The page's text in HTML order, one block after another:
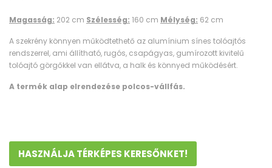
Magasság: 202 cm Szélesség: 160 cm Mélység: 62 cm
A szekrény könnyen működtethető az alumínium sínes tolóajtós
rendszerrel, ami állítható, rugós, csapágyas, gumírozott kivitelű
tolóajtó görgőkkel van ellátva, a halk és könnyed működésért.
A termék alap elrendezése polcos-vállfás.
HASZNÁLJA TÉRKÉPES KERESŐNKET!